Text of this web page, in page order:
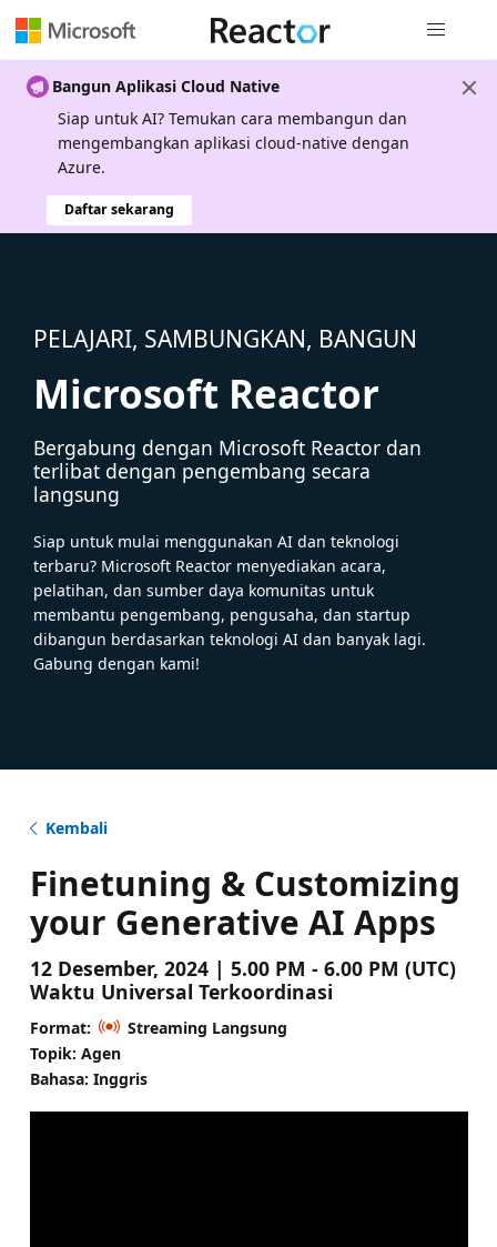
Bangun Aplikasi Cloud Native
Siap untuk AI? Temukan cara membangun dan
mengembangkan aplikasi cloud-native dengan
Azure.
Daftar sekarang
PELAJARI, SAMBUNGKAN, BANGUN
Microsoft Reactor
Bergabung dengan Microsoft Reactor dan
terlibat dengan pengembang secara
langsung
Siap untuk mulai menggunakan AI dan teknologi
terbaru? Microsoft Reactor menyediakan acara,
pelatihan, dan sumber daya komunitas untuk
membantu pengembang, pengusaha, dan startup
dibangun berdasarkan teknologi AI dan banyak lagi.
Gabung dengan kami!
Kembali
Finetuning & Customizing
your Generative AI Apps
12 Desember, 2024 | 5.00 PM - 6.00 PM (UTC)
Waktu Universal Terkoordinasi
Format:
Streaming Langsung
Topik: Agen
Bahasa: Inggris